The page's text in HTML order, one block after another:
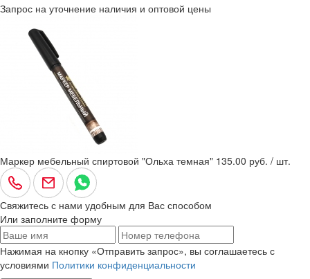
Запрос на уточнение наличия и оптовой цены
Маркер мебельный спиртовой "Ольха темная" 135.00 руб. / шт.
Свяжитесь с нами удобным для Вас способом
Или заполните форму
Нажимая на кнопку «Отправить запрос», вы соглашаетесь с
условиями Политики конфиденциальности